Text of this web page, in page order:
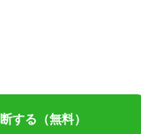
リカムをロゴとしてい
する（無料）